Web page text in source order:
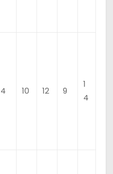
4 10 12 9
1
4